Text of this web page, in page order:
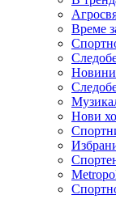
Време
Нови